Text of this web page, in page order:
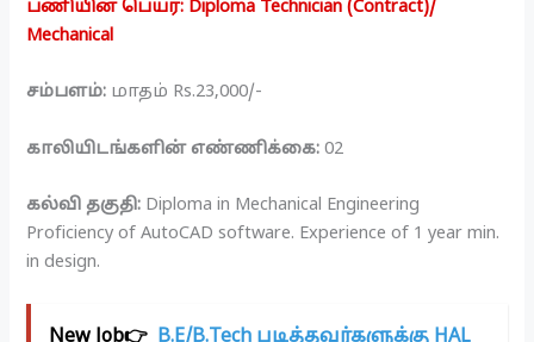
பணியின் பெயர்: Diploma Technician (Contract)/
Mechanical
சம்பளம்: மாதம் Rs.23,000/-
காலியிடங்களின் எண்ணிக்கை: 02
கல்வி தகுதி: Diploma in Mechanical Engineering
Proficiency of AutoCAD software. Experience of 1 year min.
in design.